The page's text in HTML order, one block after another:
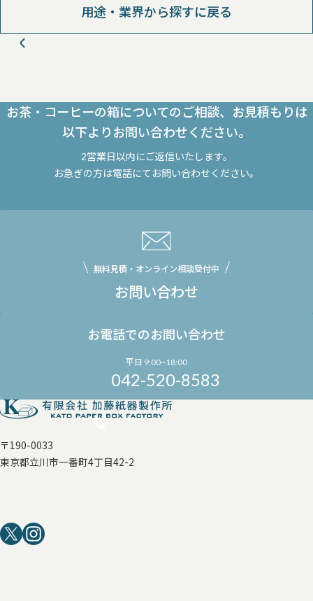
用途・業界から探すに戻る
お茶・コーヒーの箱についてのご相談、お見積もりは
以下よりお問い合わせください。
2営業日以内にご返信いたします。
お急ぎの方は電話にてお問い合わせください。
無料見積・オンライン相談受付中
お問い合わせ
お電話でのお問い合わせ
平日 9:00~18:00
042-520-8583
〒190-0033
東京都立川市一番町4丁目42-2